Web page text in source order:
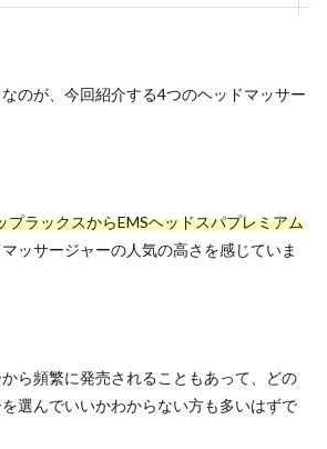
のが、今回紹介する4つのヘッドマッサー
プラックスからEMSヘッドスパプレミアム
ッサージャーの人気の高さを感じていま
ら頻繁に発売されることもあって、どの
選んでいいかわからない方も多いはずで